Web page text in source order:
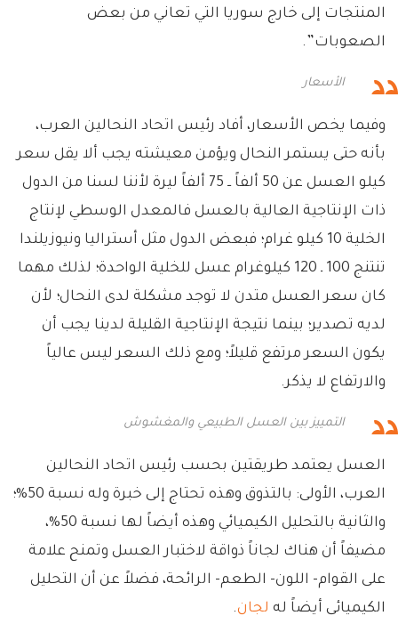
المنتجات إلى خارج سوريا التي تعاني من بعض
الصعوبات”.
الأسعار
وفيما يخص الأسعار، أفاد رئيس اتحاد النحالين العرب،
بأنه حتى يستمر النحال ويؤمن معيشته يجب ألا يقل سعر
كيلو العسل عن 50 ألفاً ــ 75 ألفاً ليرة لأننا لسنا من الدول
ذات الإنتاجية العالية بالعسل فالمعدل الوسطي لإنتاج
الخلية 10 كيلو غرام؛ فبعض الدول مثل أستراليا ونيوزيلندا
تنتنج 100 ـ 120 كيلوغرام عسل للخلية الواحدة؛ لذلك مهما
كان سعر العسل متدن لا توجد مشكلة لدى النحال؛ لأن
لديه تصدير؛ بينما نتيجة الإنتاجية القليلة لدينا يجب أن
يكون السعر مرتفع قليلاً؛ ومع ذلك السعر ليس عالياً
والارتفاع لا يذكر.
التمييز بين العسل الطبيعي والمغشوش
العسل يعتمد طريقتين بحسب رئيس اتحاد النحالين
العرب، الأولى: بالتذوق وهذه تحتاج إلى خبرة وله نسبة 50%؛
والثانية بالتحليل الكيميائي وهذه أيضاً لها نسبة 50%،
مضيفاً أن هناك لجاناً ذواقة لاختبار العسل وتمنح علامة
على القوام- اللون- الطعم- الرائحة، فضلاً عن أن التحليل
الكيميائى أيضاً له لجان.